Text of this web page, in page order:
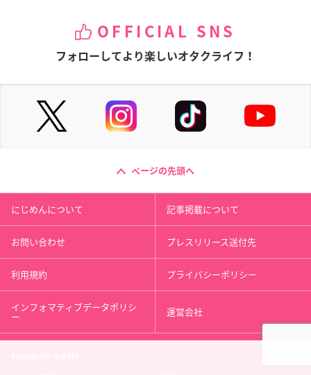
OFFICIAL SNS
フォローしてより楽しいオタクライフ！
ページの先頭へ
にじめんについて 記事掲載について
お問い合わせ プレスリリース送付先
利用規約 プライバシーポリシー
インフォマティブデータポリシ
ー 運営会社